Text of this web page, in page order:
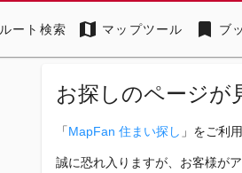
ルート検索 map マップツール bookmark ブ
お探しのページが
「MapFan 住まい探し 」をご利
誠に恐れ入りますが、お客様が